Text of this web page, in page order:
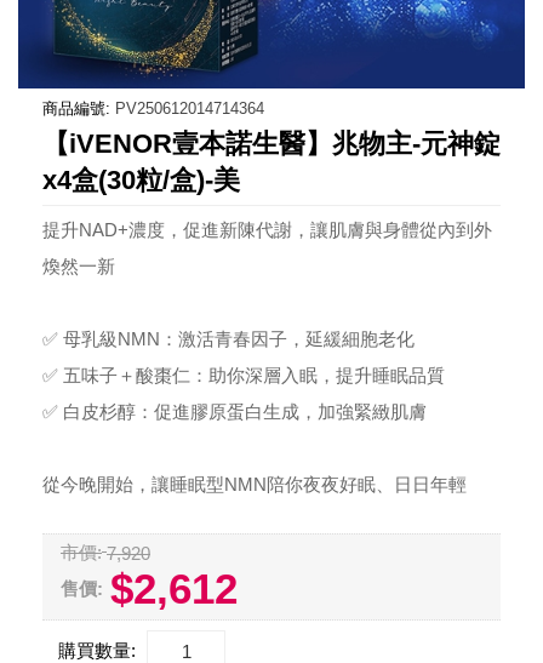
商品編號: PV250612014714364
【iVENOR壹本諾生醫】兆物主-元神錠
x4盒(30粒/盒)-美
提升NAD+濃度，促進新陳代謝，讓肌膚與身體從內到外
煥然一新
✅ 母乳級NMN：激活青春因子，延緩細胞老化
✅ 五味子＋酸棗仁：助你深層入眠，提升睡眠品質
✅ 白皮杉醇：促進膠原蛋白生成，加強緊緻肌膚
從今晚開始，讓睡眠型NMN陪你夜夜好眠、日日年輕
市價: 7,920
售價: $2,612
購買數量: